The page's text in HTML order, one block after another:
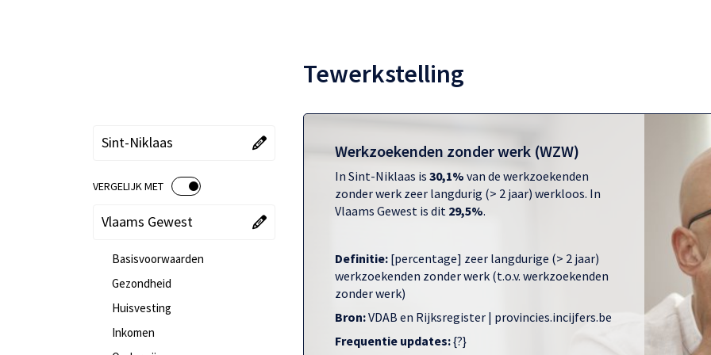
Tewerkstelling
"Kies een gebied"
"Huidige gebied":
Sint-Niklaas
VERGELIJK MET AAN
UIT
"Kies een vergelijking"
"Huidige vergelijking":
Vlaams Gewest
Basisvoorwaarden
Gezondheid
Huisvesting
Inkomen
Werkzoekenden zonder werk (WZW)
In Sint-Niklaas is 30,1% van de werkzoekenden
zonder werk zeer langdurig (> 2 jaar) werkloos. In
Vlaams Gewest is dit 29,5%.
Definitie: [percentage] zeer langdurige (> 2 jaar)
werkzoekenden zonder werk (t.o.v. werkzoekenden
zonder werk)
Bron:VDAB en Rijksregister | provincies.incijfers.be
Frequentie updates:{?}